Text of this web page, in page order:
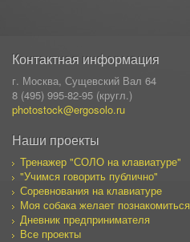
Контактная информация
г. Москва, Сущевский Вал 64
8 (495) 995-82-95 (кругл.)
photostock@ergosolo.ru
Наши проекты
Тренажер "СОЛО на клавиатуре"
"Учимся говорить публично"
Соревнования на клавиатуре
Моя собака желает познакомиться
Дневник предпринимателя
Все проекты